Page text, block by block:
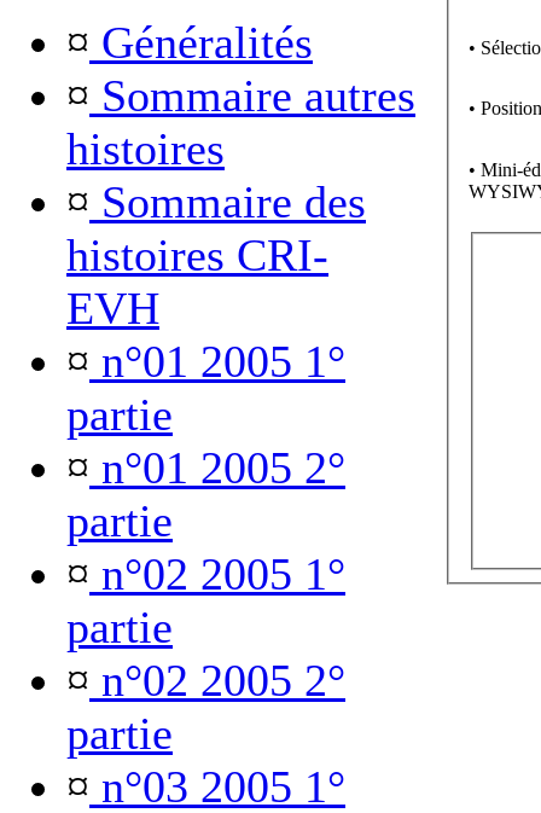
¤ Généralités
¤ Sommaire autres
histoires
¤ Sommaire des
histoires CRI-
EVH
¤ n°01 2005 1°
partie
¤ n°01 2005 2°
partie
¤ n°02 2005 1°
partie
¤ n°02 2005 2°
partie
¤ n°03 2005 1°
•
•
• Mini-